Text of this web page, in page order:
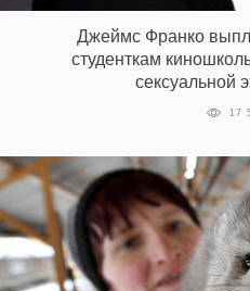
Джеймс Франко
студенткам
сексуальной
17